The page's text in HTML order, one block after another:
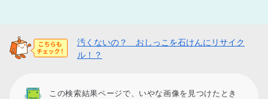
汚くないの？ おしっこを石けんにリサイク
ル！？
この検索結果ページで、いやな画像を見つけたとき